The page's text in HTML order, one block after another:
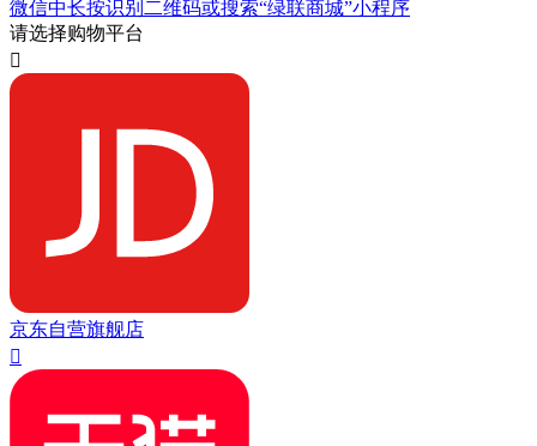
微信中长按识别二维码或搜索“绿联商城”小程序
请选择购物平台

京东自营旗舰店
